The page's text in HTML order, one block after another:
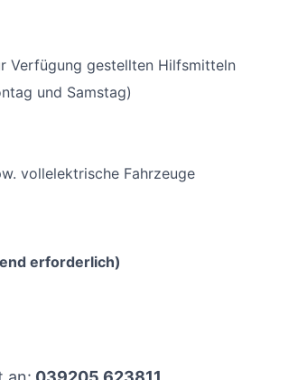
Verfügung gestellten Hilfsmitteln
und Samstag)
vollelektrische Fahrzeuge
erforderlich)